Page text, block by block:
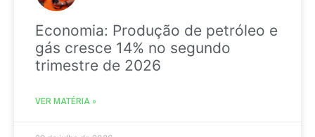
Economia: Produção de petróleo e
gás cresce 14% no segundo
trimestre de 2026
VER MATÉRIA »